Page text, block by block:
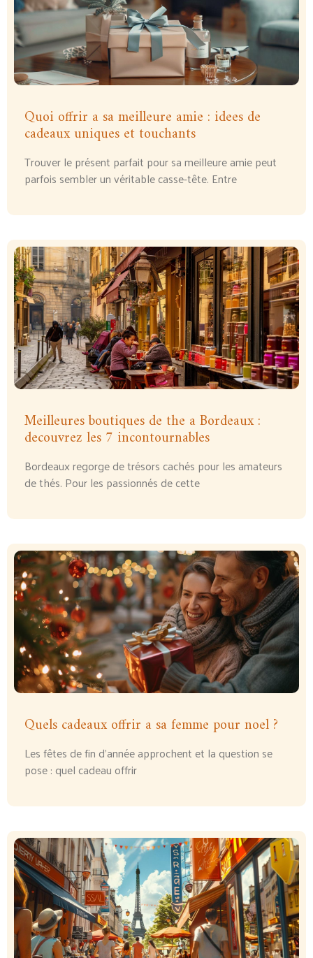
Quoi offrir a sa meilleure amie : idees de
cadeaux uniques et touchants
Trouver le présent parfait pour sa meilleure amie peut
parfois sembler un véritable casse-tête. Entre
Meilleures boutiques de the a Bordeaux :
decouvrez les 7 incontournables
Bordeaux regorge de trésors cachés pour les amateurs
de thés. Pour les passionnés de cette
Quels cadeaux offrir a sa femme pour noel ?
Les fêtes de fin d’année approchent et la question se
pose : quel cadeau offrir